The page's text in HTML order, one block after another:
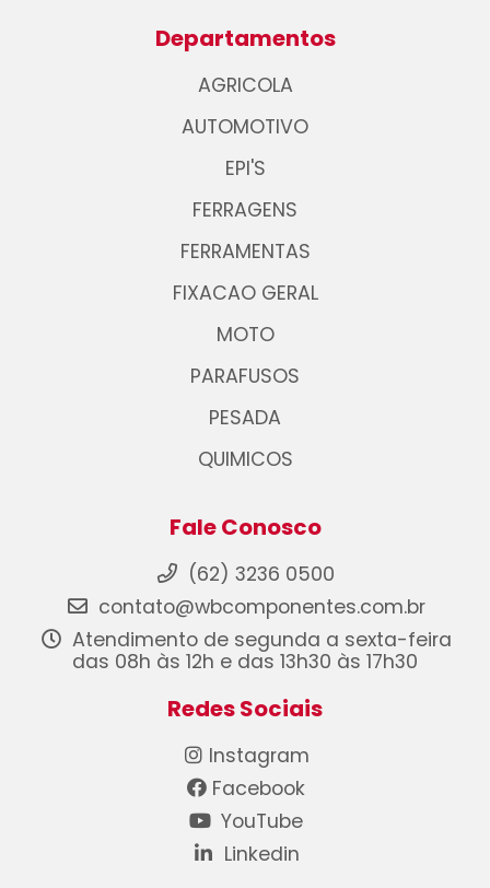
Departamentos
AGRICOLA
AUTOMOTIVO
EPI'S
FERRAGENS
FERRAMENTAS
FIXACAO GERAL
MOTO
PARAFUSOS
PESADA
QUIMICOS
Fale Conosco
(62) 3236 0500
contato@wbcomponentes.com.br
Atendimento de segunda a sexta-feira
das 08h às 12h e das 13h30 às 17h30
Redes Sociais
Instagram
Facebook
YouTube
Linkedin